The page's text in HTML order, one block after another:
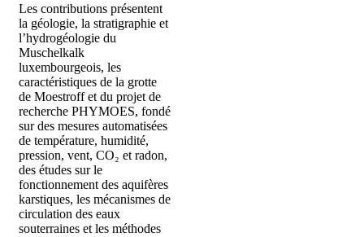
Les contributions présentent
la géologie, la stratigraphie et
l’hydrogéologie du
Muschelkalk
luxembourgeois, les
caractéristiques de la grotte
de Moestroff et du projet de
recherche PHYMOES, fondé
sur des mesures automatisées
de température, humidité,
pression, vent, CO₂ et radon,
des études sur le
fonctionnement des aquifères
karstiques, les mécanismes de
circulation des eaux
souterraines et les méthodes